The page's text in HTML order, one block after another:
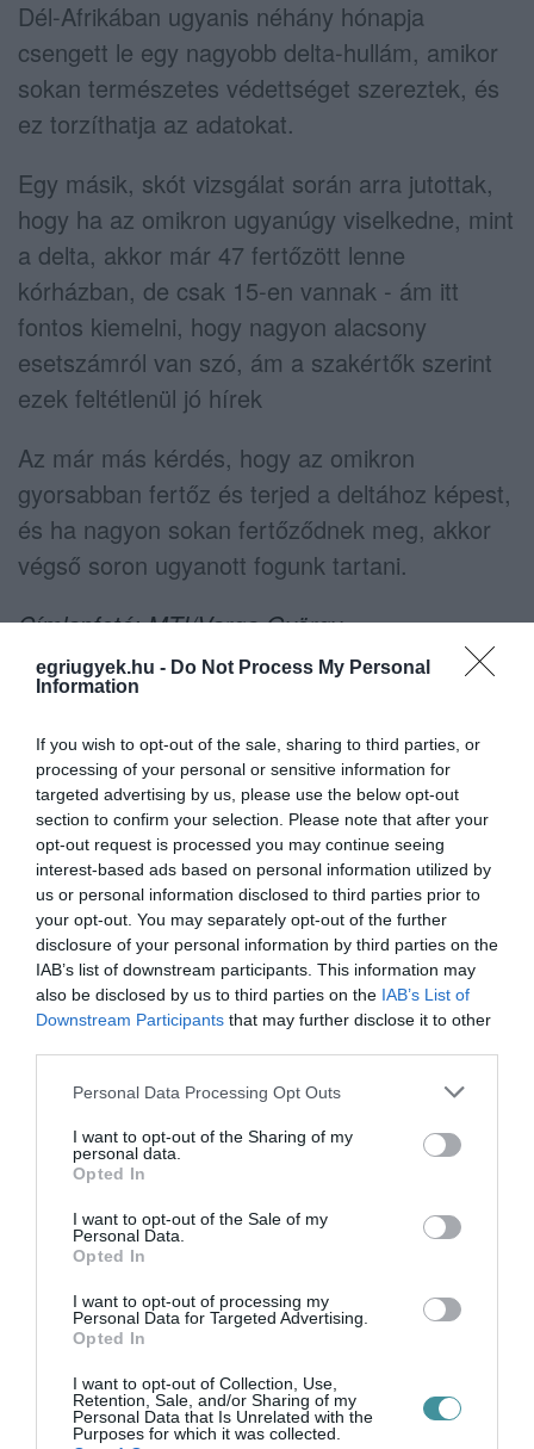
egriugyek.hu - Do Not Process My Personal
Information
If you wish to opt-out of the sale, sharing to third parties, or
processing of your personal or sensitive information for
targeted advertising by us, please use the below opt-out
section to confirm your selection. Please note that after your
opt-out request is processed you may continue seeing
interest-based ads based on personal information utilized by
us or personal information disclosed to third parties prior to
your opt-out. You may separately opt-out of the further
disclosure of your personal information by third parties on the
IAB’s list of downstream participants. This information may
also be disclosed by us to third parties on the IAB’s List of
Downstream Participants that may further disclose it to other
Please note that this website/app uses one or more Google
not limited to your visit or usage behaviour. You may click to
grant or deny consent to Google and its third-party tags to
use your data for below specified purposes in below Google
consent section.
Personal Data Processing Opt Outs
I want to opt-out of the Sharing of my
personal data.
Opted In
I want to opt-out of the Sale of my
Personal Data.
Opted In
I want to opt-out of processing my
Personal Data for Targeted Advertising.
Opted In
I want to opt-out of Collection, Use,
Retention, Sale, and/or Sharing of my
Personal Data that Is Unrelated with the
Purposes for which it was collected.
Dél-Afrikában ugyanis néhány hónapja
csengett le egy nagyobb delta-hullám, amikor
sokan természetes védettséget szereztek, és
ez torzíthatja az adatokat.
Egy másik, skót vizsgálat során arra jutottak,
hogy ha az omikron ugyanúgy viselkedne, mint
a delta, akkor már 47 fertőzött lenne
kórházban, de csak 15-en vannak - ám itt
fontos kiemelni, hogy nagyon alacsony
esetszámról van szó, ám a szakértők szerint
ezek feltétlenül jó hírek
Az már más kérdés, hogy az omikron
gyorsabban fertőz és terjed a deltához képest,
és ha nagyon sokan fertőződnek meg, akkor
végső soron ugyanott fogunk tartani.
Címlapfotó: MTI/Varga György
Ne maradjon le a legfrissebb hírekről, kövessen
bennünket az EGRI ÜGYEK Google Hírek oldalán!
VISSZA A FŐOLDALRA
Legfrissebb híreink
TELJES SZAKÍTÁS JÖN A...
Mindenki ügye
TATA ELBŰVÖLŐ LÁTVÁNYOSSÁGAI,
AMIKÉRT ÉRDEMES MEGNÉZNI
2026. augusztus 08|